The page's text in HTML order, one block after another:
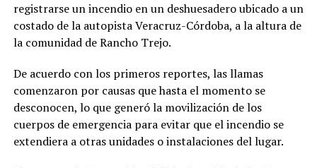
derivados de aquel operativo y confirma la
responsabilidad penal de los exuniformados por delitos
relacionados con la posesión de droga y el
públicos.
registrarse un incendio en un deshuesadero ubicado a un
costado de la autopista Veracruz-Córdoba, a la altura de
la comunidad de Rancho Trejo.
De acuerdo con los primeros reportes, las llamas
comenzaron por causas que hasta el momento se
desconocen, lo que generó la movilización de los
cuerpos de emergencia para evitar que el incendio se
extendiera a otras unidades o instalaciones del lugar.